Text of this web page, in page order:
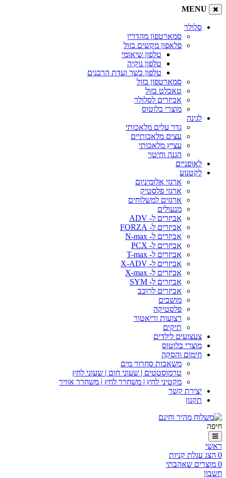
MENU
סלולר
סמארטפון מהדרין
פלאפון מקשים בזול
טלפון שיאומי
טלפון נוקיה
טלפון כשר ועדת הרבנים
סמארטפון בזול
טאבלט בזול
אביזרים לסלולר
מוצרי בלוטוס
לגינה
גדר עלים מלאכותי
עצים מלאכותיים
עציץ מלאכותי
הגנה וחיטוי
לאופניים
לקטנוע
ארגזי אלומיניום
ארגזי פלסטיק
ארגזים למשלוחים
מנעולים
אביזרים ל- ADV
אביזרים ל- FORZA
אביזרים ל- N-max
אביזרים ל- PCX
אביזרים ל- T-max
אביזרים ל- X-ADV
אביזרים ל- X-max
אביזרים ל- SYM
אביזרים לרוכב
מושבים
פלסטיקה
רצועות וריאטור
תיקים
צעצועים לילדים
מוצרי בלוטוס
חימום והסקה
משאבות סחרור מים
טרמוסטטים | שעוני חום | שעוני לחץ
מקטיני לחץ | משחרר לחץ | משחרר אוויר
יצירת קשר
תקנון
חיפה
ראשי
0 הצג עגלת קניות
0 מוצרים שאהבתי
חשבון